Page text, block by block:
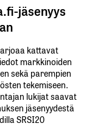
jäsenyys
kattavat
markkinoiden
sekä parempien
tekemiseen.
lukijat saavat
jäsenyydestä
SRSI20